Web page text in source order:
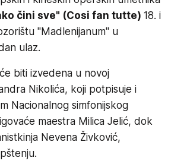
čini sve" (Cosi fan tutte) 18. i
"Madlenijanum" u
ulaz.
biti izvedena u novoj
Nikolića, koji potpisuje i
Nacionalnog simfonijskog
maestra Milica Jelić, dok
Nevena Živković,